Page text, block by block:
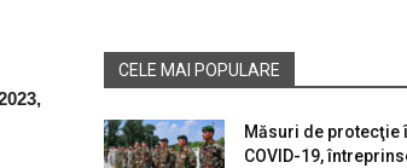
CELE MAI POPULARE
Măsuri de protecţie
COVID-19,